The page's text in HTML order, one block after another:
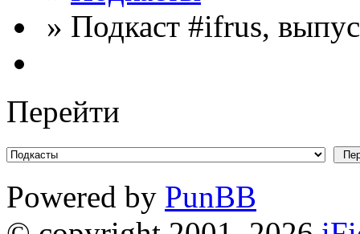
» Подкаст #ifrus,
Перейти
Powered by PunBB